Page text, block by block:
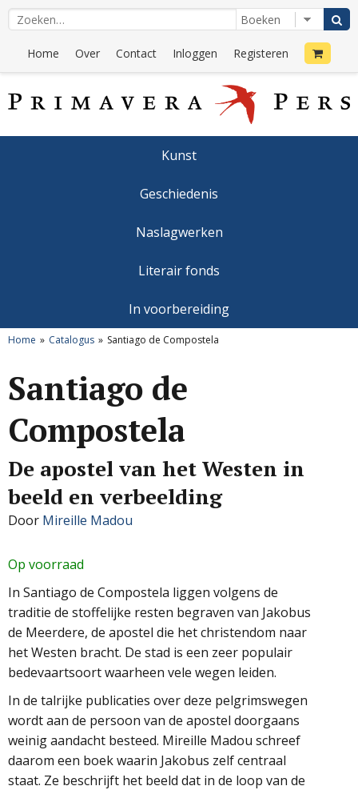
Home Over Contact Inloggen Registeren
Kunst
Geschiedenis
Naslagwerken
Literair fonds
In voorbereiding
Home Catalogus Santiago de Compostela
Santiago de
Compostela
De apostel van het Westen in
beeld en verbeelding
Door Mireille Madou
Op voorraad
In Santiago de Compostela liggen volgens de
traditie de stoffelijke resten begraven van Jakobus
de Meerdere, de apostel die het christendom naar
het Westen bracht. De stad is een zeer populair
bedevaartsoort waarheen vele wegen leiden.
In de talrijke publicaties over deze pelgrimswegen
wordt aan de persoon van de apostel doorgaans
weinig aandacht besteed. Mireille Madou schreef
daarom een boek waarin Jakobus zelf centraal
staat. Ze beschrijft het beeld dat in de loop van de